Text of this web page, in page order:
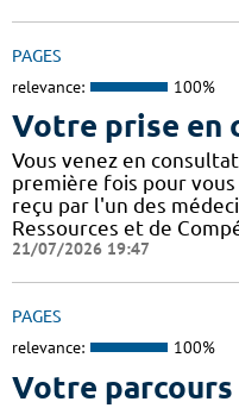
PAGES
relevance: 100%
Votre prise en
Vous venez en
première fois pour
reçu par l'un des
Ressources et de
21/07/2026 19:47
PAGES
relevance: 100%
Votre parcours